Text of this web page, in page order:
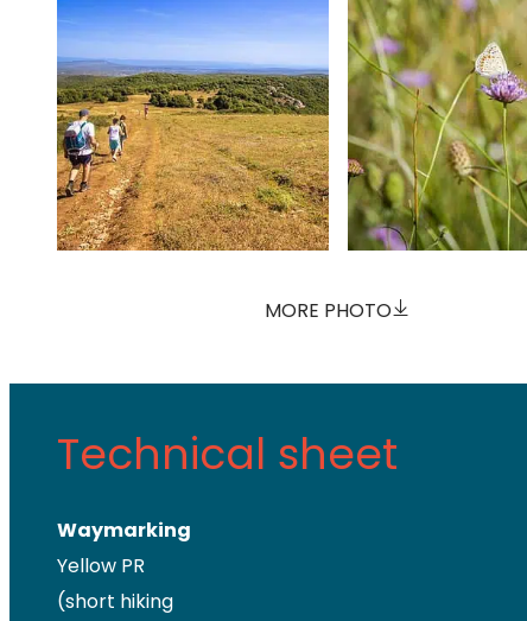
MORE PHOTO
Technical sheet
Waymarking
Yellow PR
(short hiking